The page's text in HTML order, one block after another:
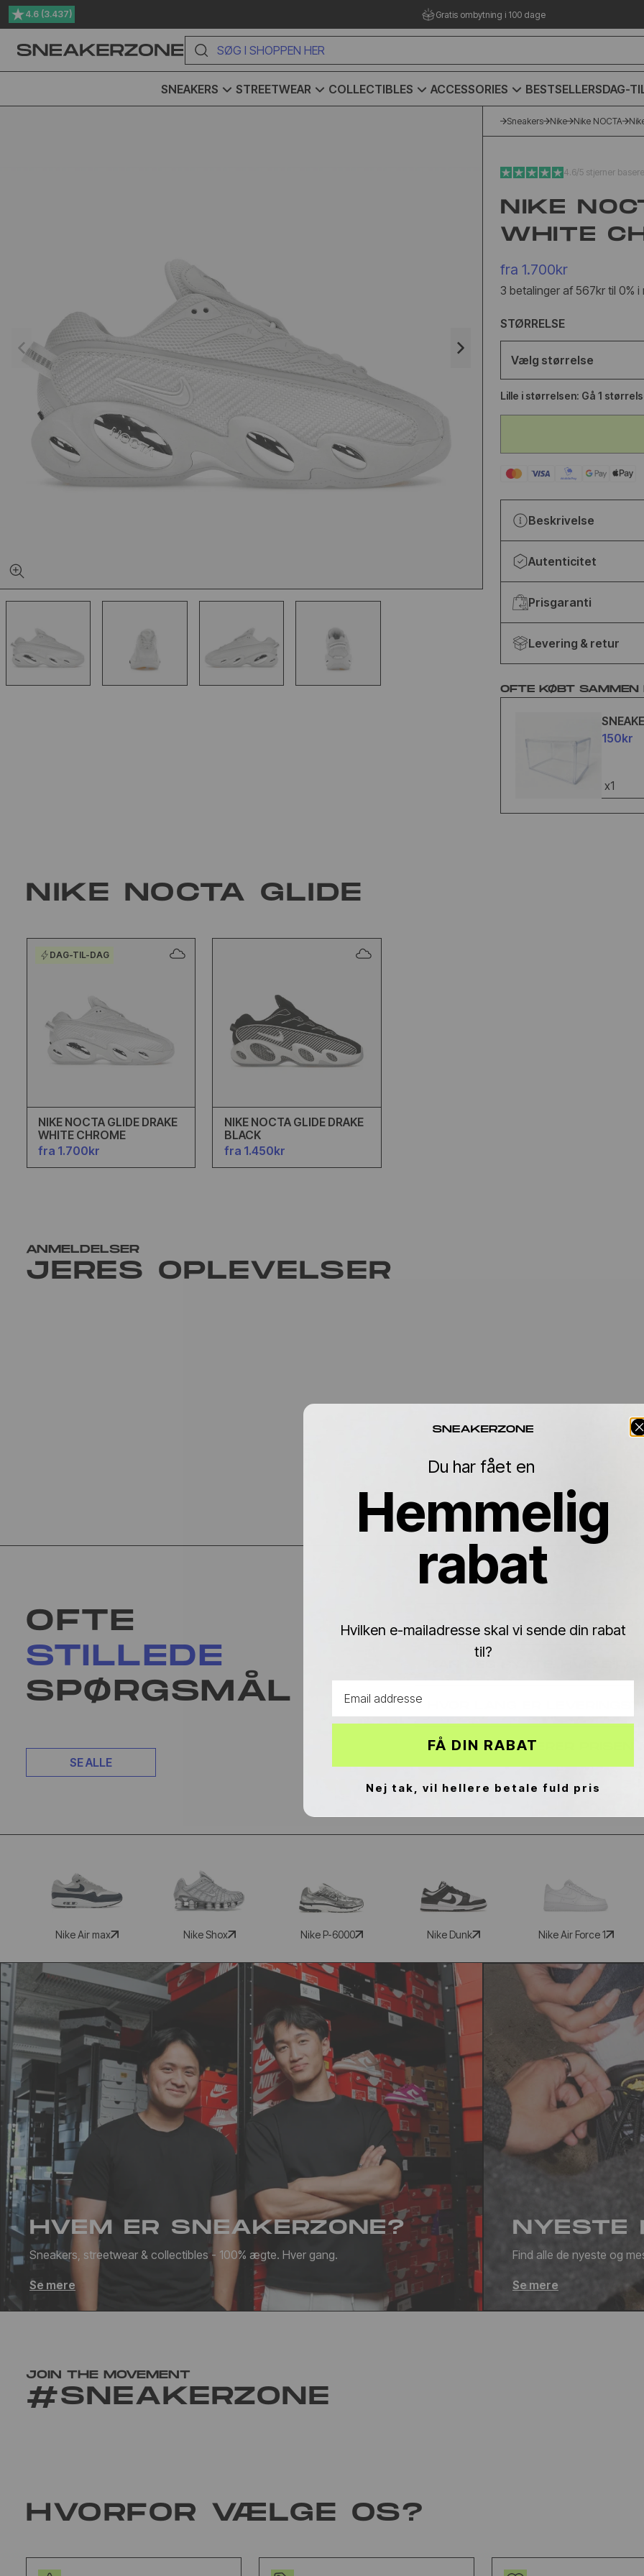
4.6 (3.437) Dag-til-dag levering
SØG I SHOPPEN HER
SNEAKERS STREETWEAR COLLECTIBLES ACCESSORIES BESTSELLERSDAG-
YEEZY SLIDE YS-01
499kr650kr
NEW BALANCE
1906L METALLIC
SILVER
1.200kr
FUDGE
Sneakers Nike Nike NOCTA
4.6/5 stjerner
NIKE
WHITE
fra 1.700kr
3 betalinger af 567kr til 0% i
STØRRELSE
Vælg størrelse
Lille i størrelsen: Gå 1
Beskrivelse
Autenticitet
Prisgaranti
Levering & retur
OFTE KØBT SAMMEN
150kr
x1
NIKE NOCTA GLIDE
DAG-TIL-DAG
NIKE NOCTA GLIDE DRAKE
WHITE CHROME
fra 1.700kr
NIKE NOCTA GLIDE DRAKE
BLACK
fra 1.450kr
ANMELDELSER
JERES OPLEVELSER
OFTE
STILLEDE
SPØRGSMÅL
SE ALLE
ER JERES PRODUKTER
KAN JEG BYTTE, HVIS
HVOR LANG ER
HVORFOR VARIERER
Nike Air max Nike Shox Nike P-6000 Nike Dunk Nike Air Force 1
HVEM ER SNEAKERZONE?
Sneakers, streetwear & collectibles - 100% ægte. Hver gang.
Se mere
NYESTE
Find alle de nyeste og
Se mere
JOIN THE MOVEMENT
#SNEAKERZONE
HVORFOR VÆLGE OS?
Du har fået en
Hemmelig
rabat
Hvilken e-mailadresse skal vi sende din rabat
til?
FÅ DIN RABAT
Nej tak, vil hellere betale fuld pris